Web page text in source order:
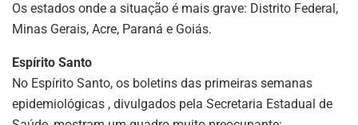
Os estados onde a situação é mais grave: Distrito Federal,
Minas Gerais, Acre, Paraná e Goiás.
Espírito Santo
No Espírito Santo, os boletins das primeiras semanas
epidemiológicas , divulgados pela Secretaria Estadual de